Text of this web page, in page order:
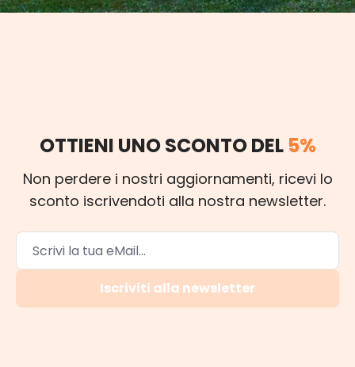
OTTIENI UNO SCONTO DEL 5%
Non perdere i nostri aggiornamenti, ricevi lo
sconto iscrivendoti alla nostra newsletter.
Iscriviti alla newsletter